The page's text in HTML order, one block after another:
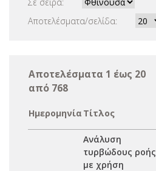
Αποτελέσματα/σελίδα:
Αποτελέσματα 1 έως 20
από 768
Ημερομηνία Τίτλος
Ανάλυση
τυρβώδους ροής
με χρήση